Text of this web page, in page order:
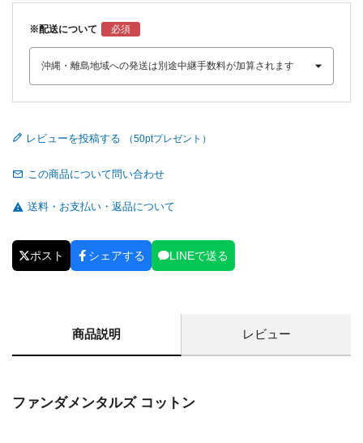
※配送について
レビューを投稿する
この商品について問い合わせ
送料・お支払い・返品について
ポスト シェアする LINEで送る
商品説明 レビュー
ファンダメンタルズ コットン